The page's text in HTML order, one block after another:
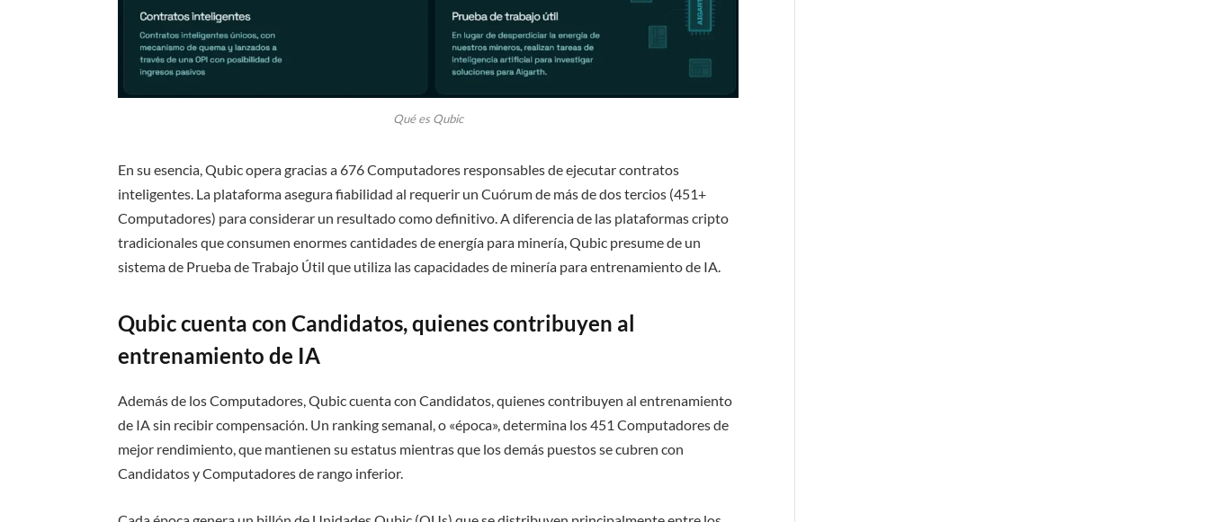
Qué es Qubic
En su esencia, Qubic opera gracias a 676 Computadores responsables de ejecutar contratos
inteligentes. La plataforma asegura fiabilidad al requerir un Cuórum de más de dos tercios (451+
Computadores) para considerar un resultado como definitivo. A diferencia de las plataformas cripto
tradicionales que consumen enormes cantidades de energía para minería, Qubic presume de un
sistema de Prueba de Trabajo Útil que utiliza las capacidades de minería para entrenamiento de IA.
Qubic cuenta con Candidatos, quienes contribuyen al
entrenamiento de IA
Además de los Computadores, Qubic cuenta con Candidatos, quienes contribuyen al entrenamiento
de IA sin recibir compensación. Un ranking semanal, o «época», determina los 451 Computadores de
mejor rendimiento, que mantienen su estatus mientras que los demás puestos se cubren con
Candidatos y Computadores de rango inferior.